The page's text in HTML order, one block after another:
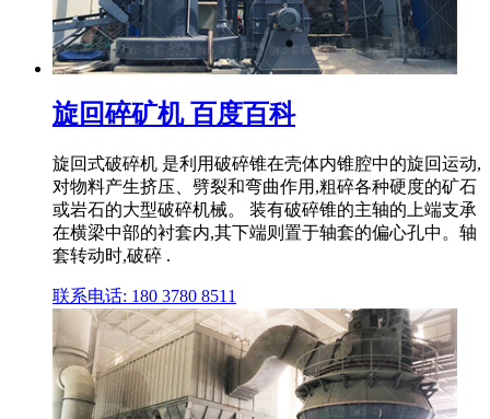
旋回碎矿机 百度百科
旋回式破碎机 是利用破碎锥在壳体内锥腔中的旋回运动,
对物料产生挤压、劈裂和弯曲作用,粗碎各种硬度的矿石
或岩石的大型破碎机械。 装有破碎锥的主轴的上端支承
在横梁中部的衬套内,其下端则置于轴套的偏心孔中。轴
套转动时,破碎 .
联系电话: 180 3780 8511